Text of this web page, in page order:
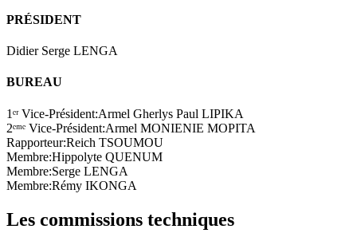
PRÉSIDENT
Didier Serge LENGA
BUREAU
1ᵉʳ Vice-Président:Armel Gherlys Paul LIPIKA
2ᵉᵐᵉ Vice-Président:Armel MONIENIE MOPITA
Rapporteur:Reich TSOUMOU
Membre:Hippolyte QUENUM
Membre:Serge LENGA
Membre:Rémy IKONGA
Les commissions techniques